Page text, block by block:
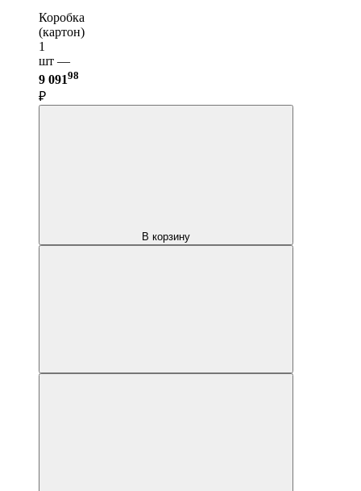
Коробка
(картон)
1
шт —
9 09198
₽
В корзину